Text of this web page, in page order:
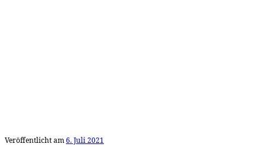
Veröffentlicht am6. Juli 2021